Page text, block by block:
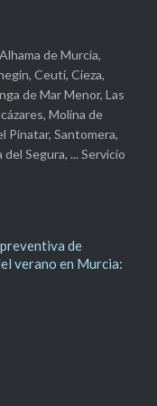
de Murcia,
Ceutí, Cieza,
de Mar Menor, Las
Molina de
Pinatar, Santomera,
Segura, ... Servicio
de
verano en Murcia: